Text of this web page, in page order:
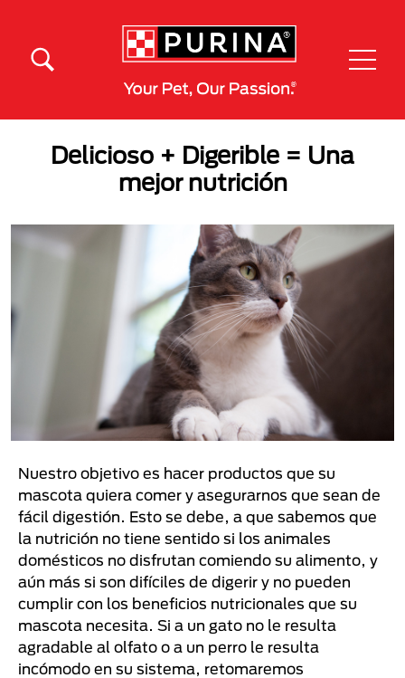
Delicioso + Digerible = Una
mejor nutrición
Nuestro objetivo es hacer productos que su
mascota quiera comer y asegurarnos que sean de
fácil digestión. Esto se debe, a que sabemos que
la nutrición no tiene sentido si los animales
domésticos no disfrutan comiendo su alimento, y
aún más si son difíciles de digerir y no pueden
cumplir con los beneficios nutricionales que su
mascota necesita. Si a un gato no le resulta
agradable al olfato o a un perro le resulta
incómodo en su sistema, retomaremos